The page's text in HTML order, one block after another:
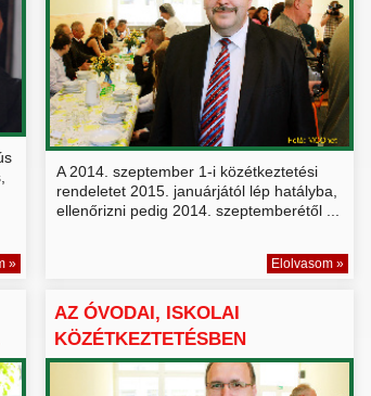
»
A 2014. szeptember 1-i közétkeztetési
rendeletet 2015. januárjától lép hatályba,
ellenőrizni pedig 2014. szeptemberétől ...
Elolvasom »
AZ ÓVODAI, ISKOLAI
KÖZÉTKEZTETÉSBEN
KORÁBBAN NEM...